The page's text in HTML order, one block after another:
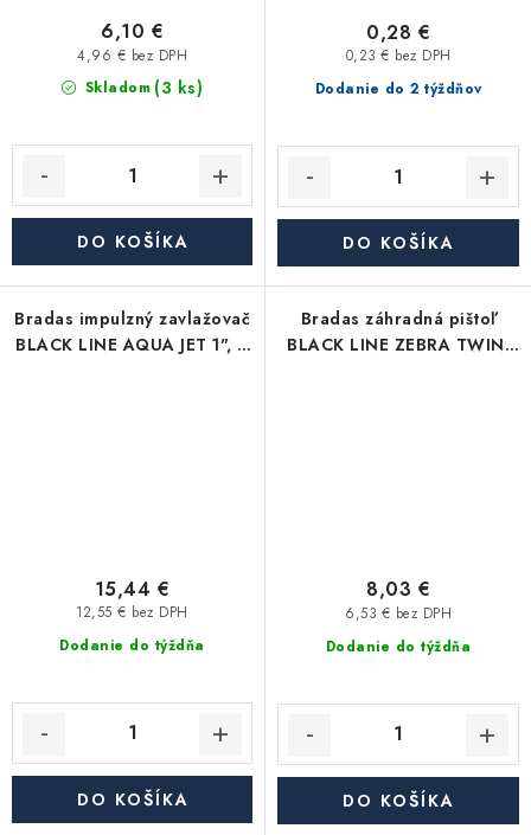
Skladom (3 ks)
4,96 € bez DPH
6,10 €
DO KOŠÍKA
Dodanie do 2 týždňov
0,23 € bez DPH
0,28 €
DO KOŠÍKA
Bradas impulzný zavlažovač
BLACK LINE AQUA JET 1", 2
Dodanie do týždňa
12,55 € bez DPH
15,44 €
DO KOŠÍKA
Bradas záhradná pištoľ
BLACK LINE ZEBRA TWIN,
Dodanie do týždňa
6,53 € bez DPH
8,03 €
DO KOŠÍKA